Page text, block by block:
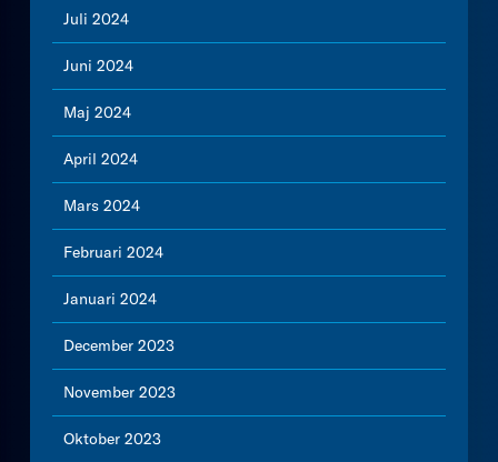
Juli 2024
Juni 2024
Maj 2024
April 2024
Mars 2024
Februari 2024
Januari 2024
December 2023
November 2023
Oktober 2023